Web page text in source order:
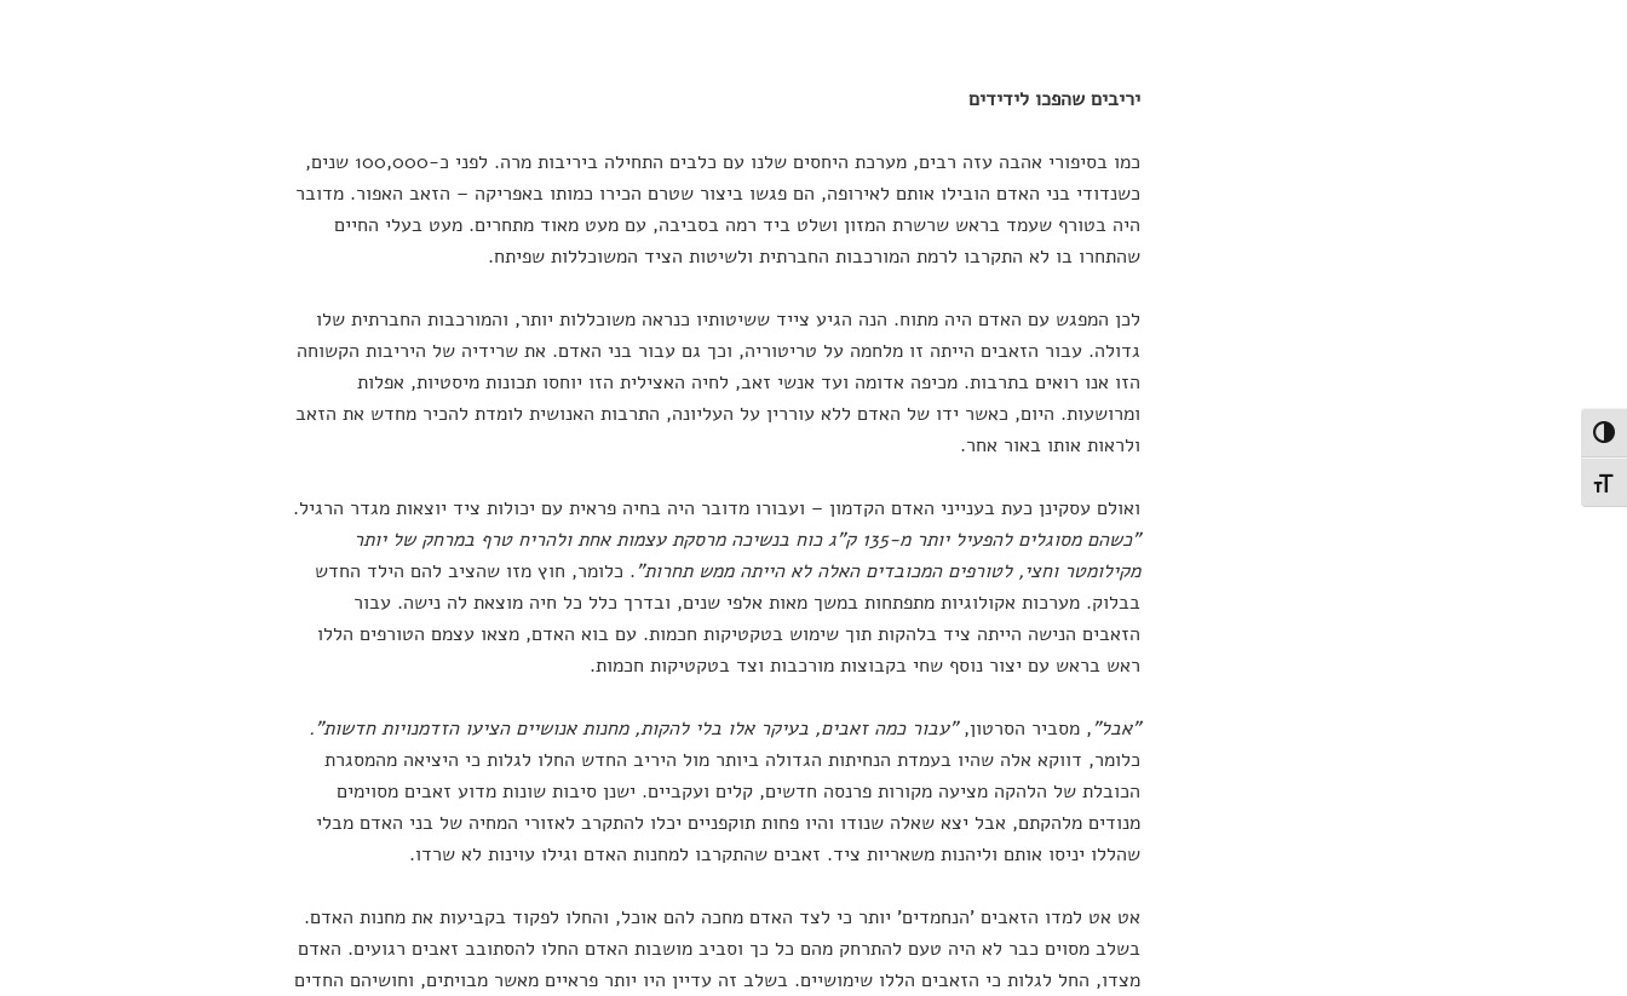
הפעל/כבה ניגודיות גבוהה
מתג גודל גופן
יריבים שהפכו לידידים
כמו בסיפורי אהבה עזה רבים, מערכת היחסים שלנו עם כלבים התחילה ביריבות מרה. לפני כ-100,000 שנים,
כשנדודי בני האדם הובילו אותם לאירופה, הם פגשו ביצור שטרם הכירו כמותו באפריקה – הזאב האפור. מדובר
היה בטורף שעמד בראש שרשרת המזון ושלט ביד רמה בסביבה, עם מעט מאוד מתחרים. מעט בעלי החיים
שהתחרו בו לא התקרבו לרמת המורכבות החברתית ולשיטות הציד המשוכללות שפיתח.
לכן המפגש עם האדם היה מתוח. הנה הגיע צייד ששיטותיו כנראה משוכללות יותר, והמורכבות החברתית שלו
גדולה. עבור הזאבים הייתה זו מלחמה על טריטוריה, וכך גם עבור בני האדם. את שרידיה של היריבות הקשוחה
הזו אנו רואים בתרבות. מכיפה אדומה ועד אנשי זאב, לחיה האצילית הזו יוחסו תכונות מיסטיות, אפלות
ומרושעות. היום, כאשר ידו של האדם ללא עוררין על העליונה, התרבות האנושית לומדת להכיר מחדש את הזאב
ולראות אותו באור אחר.
ואולם עסקינן כעת בענייני האדם הקדמון – ועבורו מדובר היה בחיה פראית עם יכולות ציד יוצאות מגדר הרגיל.
"כשהם מסוגלים להפעיל יותר מ-135 ק"ג כוח בנשיכה מרסקת עצמות אחת ולהריח טרף במרחק של יותר
מקילומטר וחצי, לטורפים המכובדים האלה לא הייתה ממש תחרות". כלומר, חוץ מזו שהציב להם הילד החדש
בבלוק. מערכות אקולוגיות מתפתחות במשך מאות אלפי שנים, ובדרך כלל כל חיה מוצאת לה נישה. עבור
הזאבים הנישה הייתה ציד בלהקות תוך שימוש בטקטיקות חכמות. עם בוא האדם, מצאו עצמם הטורפים הללו
ראש בראש עם יצור נוסף שחי בקבוצות מורכבות וצד בטקטיקות חכמות.
"אבל", מסביר הסרטון,"עבור כמה זאבים, בעיקר אלו בלי להקות, מחנות אנושיים הציעו הזדמנויות חדשות".
כלומר, דווקא אלה שהיו בעמדת הנחיתות הגדולה ביותר מול היריב החדש החלו לגלות כי היציאה מהמסגרת
הכובלת של הלהקה מציעה מקורות פרנסה חדשים, קלים ועקביים. ישנן סיבות שונות מדוע זאבים מסוימים
מנודים מלהקתם, אבל יצא שאלה שנודו והיו פחות תוקפניים יכלו להתקרב לאזורי המחיה של בני האדם מבלי
שהללו יניסו אותם וליהנות משאריות ציד. זאבים שהתקרבו למחנות האדם וגילו עוינות לא שרדו.
אט אט למדו הזאבים 'הנחמדים' יותר כי לצד האדם מחכה להם אוכל, והחלו לפקוד בקביעות את מחנות האדם.
בשלב מסוים כבר לא היה טעם להתרחק מהם כל כך וסביב מושבות האדם החלו להסתובב זאבים רגועים. האדם
מצדו, החל לגלות כי הזאבים הללו שימושיים. בשלב זה עדיין היו יותר פראיים מאשר מבויתים, וחושיהם החדים